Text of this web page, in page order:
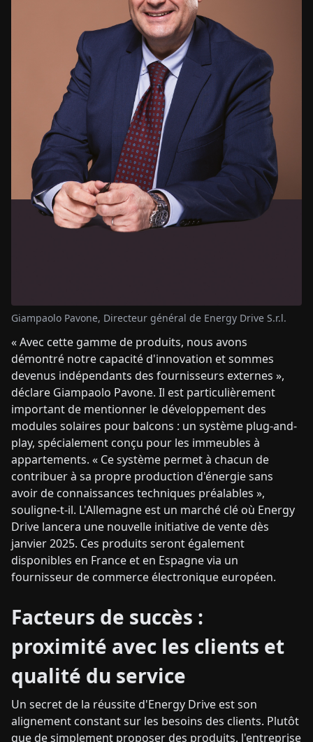
Giampaolo Pavone, Directeur général de Energy Drive S.r.l.
« Avec cette gamme de produits, nous avons
démontré notre capacité d'innovation et sommes
devenus indépendants des fournisseurs externes »,
déclare Giampaolo Pavone. Il est particulièrement
important de mentionner le développement des
modules solaires pour balcons : un système plug-and-
play, spécialement conçu pour les immeubles à
appartements. « Ce système permet à chacun de
contribuer à sa propre production d'énergie sans
avoir de connaissances techniques préalables »,
souligne-t-il. L'Allemagne est un marché clé où Energy
Drive lancera une nouvelle initiative de vente dès
janvier 2025. Ces produits seront également
disponibles en France et en Espagne via un
fournisseur de commerce électronique européen.
Facteurs de succès :
proximité avec les clients et
qualité du service
Un secret de la réussite d'Energy Drive est son
alignement constant sur les besoins des clients. Plutôt
que de simplement proposer des produits, l'entreprise